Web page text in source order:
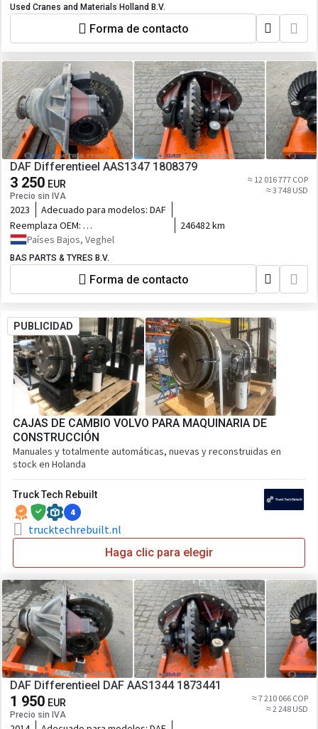
Used Cranes and Materials Holland B.V.
Forma de contacto
DAF Differentieel AAS1347 1808379
3 250 EUR
Precio sin IVA
≈ 12 016 777 COP
≈ 3 748 USD
2023 Adecuado para modelos: DAF
Reemplaza OEM:
1808379,2312498,AAS1347
246482 km
Países Bajos, Veghel
BAS PARTS & TYRES B.V.
Forma de contacto
PUBLICIDAD
CAJAS DE CAMBIO VOLVO PARA MAQUINARIA DE
CONSTRUCCIÓN
Manuales y totalmente automáticas, nuevas y reconstruidas en
stock en Holanda
Truck Tech Rebuilt
4
trucktechrebuilt.nl
Haga clic para elegir
DAF Differentieel DAF AAS1344 1873441
1 950 EUR
Precio sin IVA
≈ 7 210 066 COP
≈ 2 248 USD